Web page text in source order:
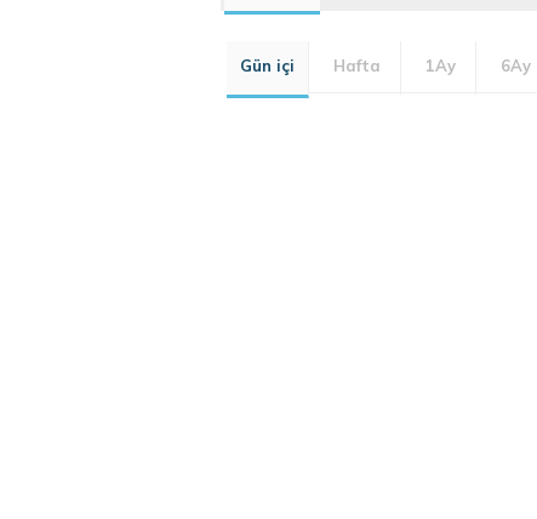
Gün içi Hafta 1Ay 6Ay